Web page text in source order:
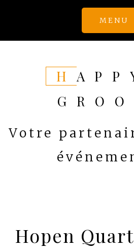
MENU
HAPPY &
Votre
Hopen